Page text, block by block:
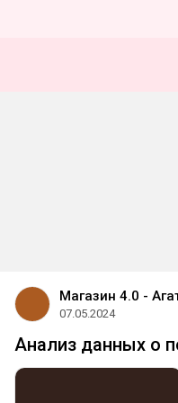
Магазин 4.0 -
07.05.2024
Анализ данных о